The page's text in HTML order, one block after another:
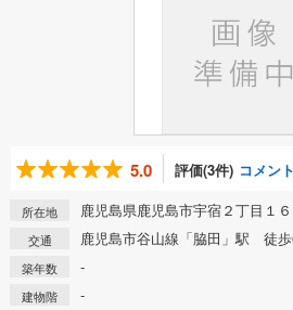
5.0 評価(3件) コメン
所在地 鹿児島県鹿児島市宇宿２丁目１
交通 鹿児島市谷山線「脇田」駅 徒
築年数 -
建物階 -